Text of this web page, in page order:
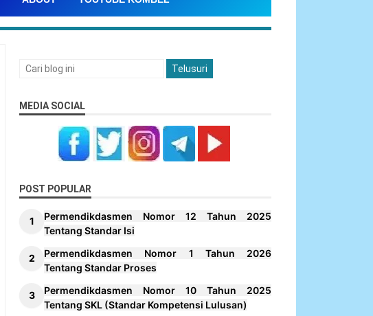
MEDIA SOCIAL
POST POPULAR
Permendikdasmen Nomor 12 Tahun 2025
Tentang Standar Isi
Permendikdasmen Nomor 1 Tahun 2026
Tentang Standar Proses
Permendikdasmen Nomor 10 Tahun 2025
Tentang SKL (Standar Kompetensi Lulusan)